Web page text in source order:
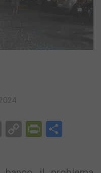
EmailCopy